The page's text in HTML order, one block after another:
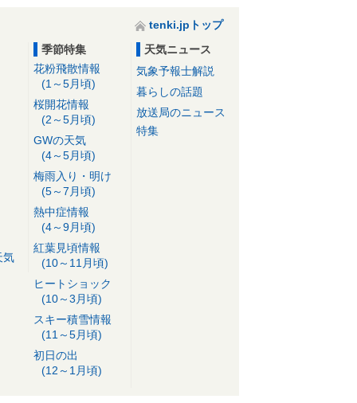
tenki.jpトップ
気
季節特集
花粉飛散情報
(1～5月頃)
桜開花情報
(2～5月頃)
GWの天気
(4～5月頃)
梅雨入り・明け
(5～7月頃)
熱中症情報
(4～9月頃)
紅葉見頃情報
(10～11月頃)
ヒートショック
(10～3月頃)
スキー積雪情報
(11～5月頃)
初日の出
(12～1月頃)
天気ニュース
気象予報士解説
暮らしの話題
放送局のニュース
特集